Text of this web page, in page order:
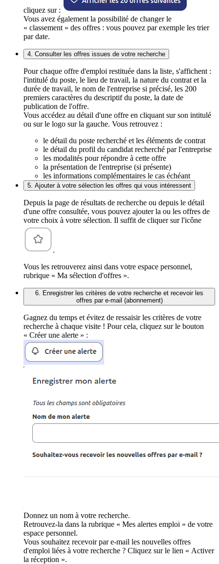
cliquez sur :
Vous avez également la possibilité de changer le
« classement » des offres : vous pouvez par exemple les trier
par date.
4. Consulter les offres issues de votre recherche
Pour chaque offre d'emploi restituée dans la liste, s'affichent :
l'intitulé du poste, le lieu de travail, la nature du contrat et la
durée de travail, le nom de l'entreprise si précisé, les 200
premiers caractères du descriptif du poste, la date de
publication de l'offre.
Vous accédez au détail d'une offre en cliquant sur son intitulé
ou sur le logo sur la gauche. Vous retrouvez :
le détail du poste recherché et les éléments de contrat
le détail du profil du candidat recherché par l'entreprise
les modalités pour répondre à cette offre
la présentation de l'entreprise (si présente)
les informations complémentaires le cas échéant
5. Ajouter à votre sélection les offres qui vous intéressent
Depuis la page de résultats de recherche ou depuis le détail
d'une offre consultée, vous pouvez ajouter la ou les offres de
votre choix à votre sélection. Il suffit de cliquer sur l'icône
.
Vous les retrouverez ainsi dans votre espace personnel,
rubrique « Ma sélection d'offres ».
6. Enregistrer les critères de votre recherche et recevoir les
offres par e-mail (abonnement)
Gagnez du temps et évitez de ressaisir les critères de votre
recherche à chaque visite ! Pour cela, cliquez sur le bouton
« Créer une alerte » :
Donnez un nom à votre recherche.
Retrouvez-la dans la rubrique « Mes alertes emploi » de votre
espace personnel.
Vous souhaitez recevoir par e-mail les nouvelles offres
d'emploi liées à votre recherche ? Cliquez sur le lien « Activer
la réception ».